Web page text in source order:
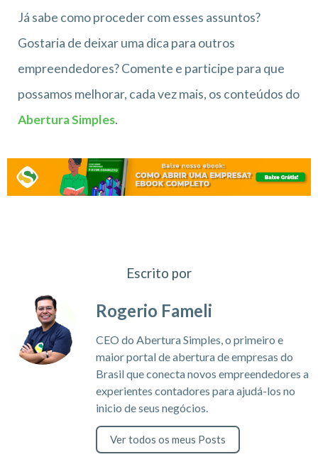
Já sabe como proceder com esses assuntos?
Gostaria de deixar uma dica para outros
empreendedores? Comente e participe para que
possamos melhorar, cada vez mais, os conteúdos do
Abertura Simples.
Escrito por
Rogerio Fameli
CEO do Abertura Simples, o primeiro e
maior portal de abertura de empresas do
Brasil que conecta novos empreendedores a
experientes contadores para ajudá-los no
inicio de seus negócios.
Ver todos os meus Posts